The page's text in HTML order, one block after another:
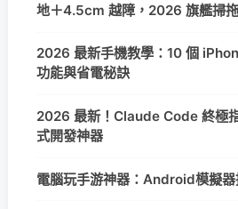
地＋4.5cm 越障，2026 旗艦掃
2026 最新手機教學：10 個
功能與省電秘訣
2026 最新！Claude Code 終極
式開發神器
電腦玩手游神器：Android模擬